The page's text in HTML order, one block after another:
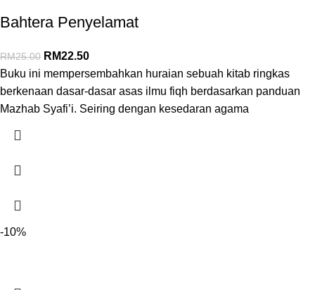
Bahtera Penyelamat
RM25.00 RM22.50
Buku ini mempersembahkan huraian sebuah kitab ringkas
berkenaan dasar-dasar asas ilmu fiqh berdasarkan panduan
Mazhab Syafi’i. Seiring dengan kesedaran agama
-10%